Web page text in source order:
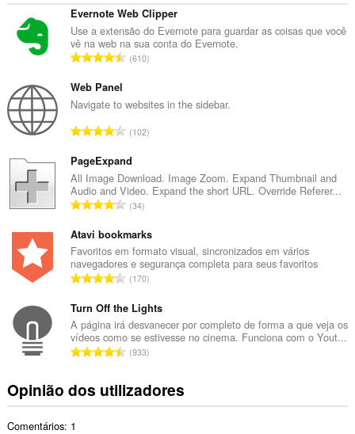
Evernote Web Clipper
Use a extensão do Evernote para guardar as coisas que você
vê na web na sua conta do Evernote.
N
e
o
o
t
a
d
e
a
v
l
i
a
ç
e
s
610
Web Panel
Navigate to websites in the sidebar.
N
m
e
r
o
o
t
a
d
e
a
v
l
i
102
PageExpand
All Image Download. Image Zoom. Expand Thumbnail and
Audio and Video. Expand the short URL. Override Referer...
N
m
e
r
o
o
t
a
e
a
34
Atavi bookmarks
Favoritos em formato visual, sincronizados em vários
navegadores e segurança completa para seus favoritos
N
m
e
r
o
o
t
170
Turn Off the Lights
A página irá desvanecer por completo de forma a que veja os
vídeos como se estivesse no cinema. Funciona com o Yout...
N
m
e
933
Opinião dos utilizadores
Comentários: 1